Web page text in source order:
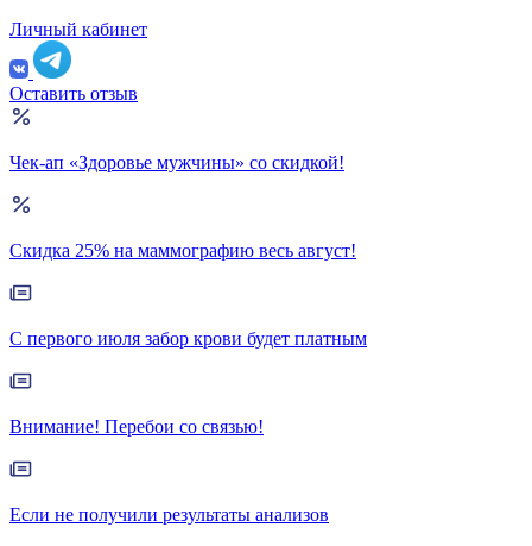
Личный кабинет
Оставить отзыв
Чек-ап «Здоровье мужчины» со скидкой!
Скидка 25% на маммографию весь август!
С первого июля забор крови будет платным
Внимание! Перебои со связью!
Если не получили результаты анализов